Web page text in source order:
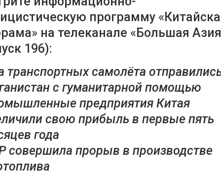
программу
на телеканале «Большая
196):
транспортных самолёта
с гуманитарной помощью
предприятия Китая
свою прибыль в первые пять
года
совершила прорыв в производстве